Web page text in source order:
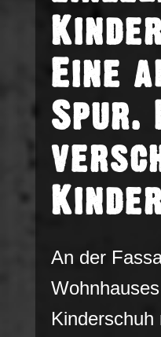
Eine
Spur.
An der
Kinderschuh